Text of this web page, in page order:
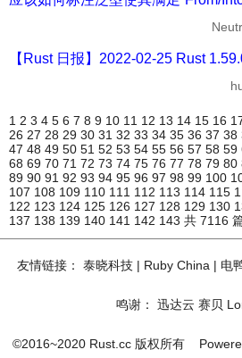
【Rust 日报】2022-02-25 Rust
1 2 3 4 5 6 7 8 9 10 11 12 13 14 15 16
26 27 28 29 30 31 32 33 34 35 36 37 38
47 48 49 50 51 52 53 54 55 56 57 58 59
68 69 70 71 72 73 74 75 76 77 78 79 80
89 90 91 92 93 94 95 96 97 98 99 100
107 108 109 110 111 112 113 114 115
122 123 124 125 126 127 128 129 130
137 138 139 140 141 142 143 共 7116
友情链接： 泰晓科技| Ruby China | 电
鸣谢： 迅达云 赛贝
©2016~2020 Rust.cc 版权所有